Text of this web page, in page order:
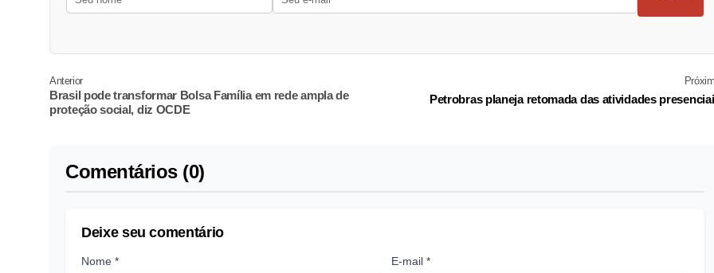
Anterior
Brasil pode transformar Bolsa Família em rede ampla de
proteção social, diz OCDE
Petrobras planeja retomada das atividades
Comentários (0)
Deixe seu comentário
Nome * E-mail *